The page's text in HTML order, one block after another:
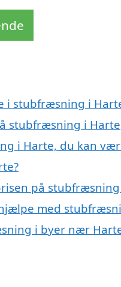
i stubfræsning i
stubfræsning i Harte
i Harte, du kan
på
med
i byer nær